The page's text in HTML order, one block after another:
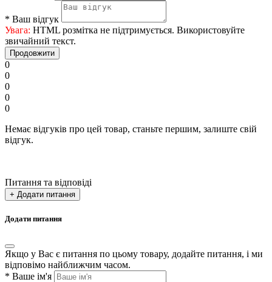
* Ваш відгук
Увага: HTML розмітка не підтримується. Використовуйте
звичайний текст.
Продовжити
0
0
0
0
0
Немає відгуків про цей товар, станьте першим, залиште свій
відгук.
Питання та відповіді
+ Додати питання
Додати питання
Якщо у Вас є питання по цьому товару, додайте питання, і ми
відповімо найближчим часом.
* Ваше ім'я